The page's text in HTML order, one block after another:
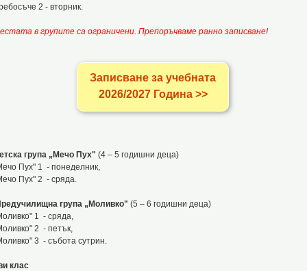
2 - вторник.
в групите са ограничени. Препоръчваме ранно записване!
Записване за учебната
2026/2027 Година >>
група „Мечо Пух" (4 – 5 годишни деца)
Пух" 1 - понеделник,
Пух" 2 - сряда.
група „Моливко" (5 – 6 годишни деца)
1 - сряда,
2 - петък,
3 - събота сутрин.
клас